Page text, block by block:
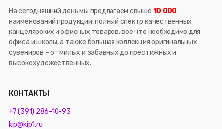
На сегодняшний день мы предлагаем свыше 10 000
наименований продукции, полный спектр качественных
канцелярских и офисных товаров, всё что необходимо для
офиса и школы, а также большая коллекция оригинальных
сувениров – от милых и забавных до престижных и
высокохудожественных.
КОНТАКТЫ
+7 (391) 286-10-93
kip@kip1.ru